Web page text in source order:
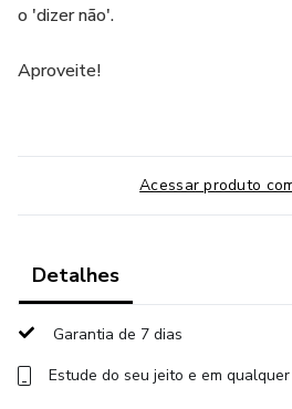
o 'dizer não'.
Aproveite!
Acessar produto
Detalhes
Garantia de 7 dias
Estude do seu jeito e em